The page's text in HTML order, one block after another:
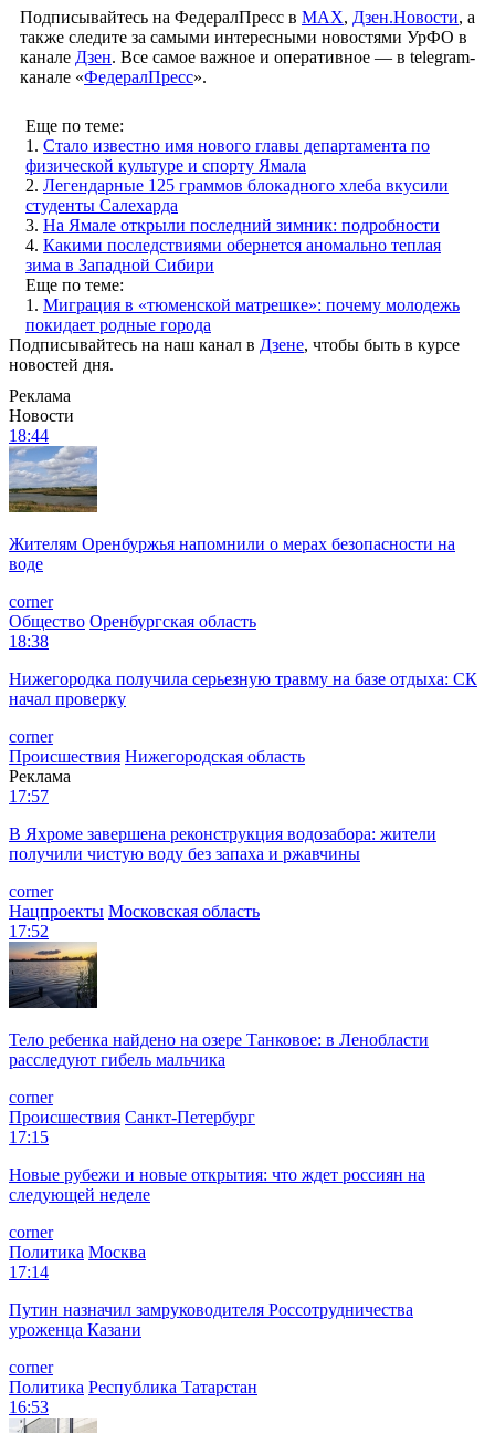
Подписывайтесь на ФедералПресс в МАХ, Дзен.Новости, а
также следите за самыми интересными новостями УрФО в
канале Дзен. Все самое важное и оперативное — в telegram-
канале «ФедералПресс».
Еще по теме:
1. Стало известно имя нового главы департамента по
физической культуре и спорту Ямала
2. Легендарные 125 граммов блокадного хлеба вкусили
студенты Салехарда
3. На Ямале открыли последний зимник: подробности
4. Какими последствиями обернется аномально теплая
зима в Западной Сибири
Еще по теме:
1. Миграция в «тюменской матрешке»: почему молодежь
покидает родные города
Подписывайтесь на наш канал в Дзене, чтобы быть в курсе
новостей дня.
Реклама
Новости
18:44
Жителям Оренбуржья напомнили о мерах безопасности на
воде
corner
Общество Оренбургская область
18:38
Нижегородка получила серьезную травму на базе отдыха: СК
начал проверку
corner
Происшествия Нижегородская область
Реклама
17:57
В Яхроме завершена реконструкция водозабора: жители
получили чистую воду без запаха и ржавчины
corner
Нацпроекты Московская область
17:52
Тело ребенка найдено на озере Танковое: в Ленобласти
расследуют гибель мальчика
corner
Происшествия Санкт-Петербург
17:15
Новые рубежи и новые открытия: что ждет россиян на
следующей неделе
corner
Политика Москва
17:14
Путин назначил замруководителя Россотрудничества
уроженца Казани
corner
Политика Республика Татарстан
16:53